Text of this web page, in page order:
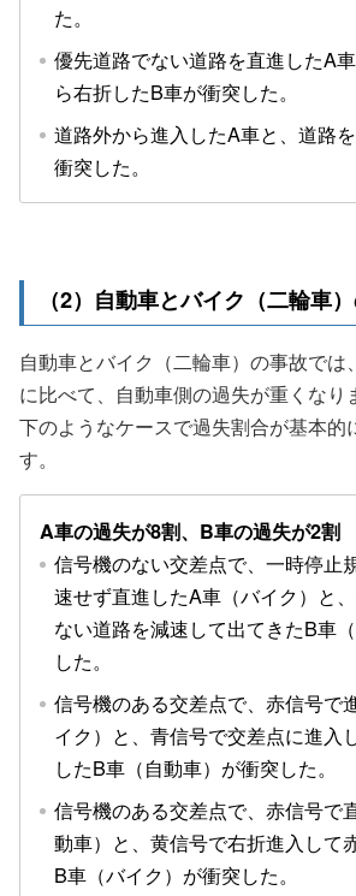
た。
優先道路でない道路を直進したA
ら右折したB車が衝突した。
道路外から進入したA車と、道路
衝突した。
（2）自動車とバイク（二輪車
自動車とバイク（二輪車）の事故では
に比べて、自動車側の過失が重くなり
下のようなケースで過失割合が基本的
す。
A車の過失が8割、B車の過失が2割
信号機のない交差点で、一時停止
速せず直進したA車（バイク）と
ない道路を減速して出てきたB車
した。
信号機のある交差点で、赤信号で
イク）と、青信号で交差点に進入
したB車（自動車）が衝突した。
信号機のある交差点で、赤信号で
動車）と、黄信号で右折進入して
B車（バイク）が衝突した。